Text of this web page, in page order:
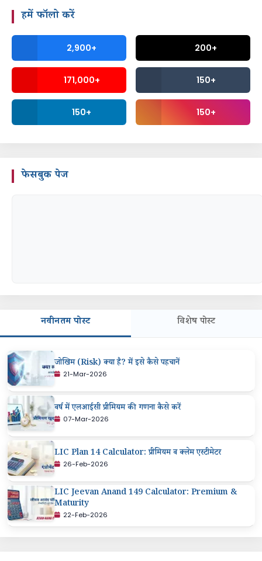
हमें फॉलो करें
2,900+ 200+
171,000+ 150+
150+ 150+
फेसबुक पेज
नवीनतम पोस्ट विशेष पोस्ट
जोखिम (Risk) क्या है? में इसे कैसे पहचानें
21-Mar-2026
वर्ष में एलआईसी प्रीमियम की गणना कैसे करें
07-Mar-2026
LIC Plan 14 Calculator: प्रीमियम व क्लेम एस्टीमेटर
26-Feb-2026
LIC Jeevan Anand 149 Calculator: Premium &
Maturity
22-Feb-2026